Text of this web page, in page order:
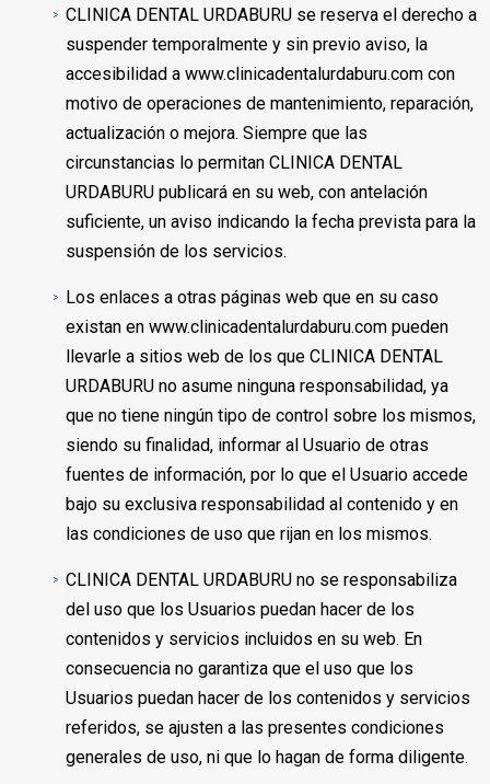
CLINICA DENTAL URDABURU se reserva el derecho a
suspender temporalmente y sin previo aviso, la
accesibilidad a www.clinicadentalurdaburu.com con
motivo de operaciones de mantenimiento, reparación,
actualización o mejora. Siempre que las
circunstancias lo permitan CLINICA DENTAL
URDABURU publicará en su web, con antelación
suficiente, un aviso indicando la fecha prevista para la
suspensión de los servicios.
Los enlaces a otras páginas web que en su caso
existan en www.clinicadentalurdaburu.com pueden
llevarle a sitios web de los que CLINICA DENTAL
URDABURU no asume ninguna responsabilidad, ya
que no tiene ningún tipo de control sobre los mismos,
siendo su finalidad, informar al Usuario de otras
fuentes de información, por lo que el Usuario accede
bajo su exclusiva responsabilidad al contenido y en
las condiciones de uso que rijan en los mismos.
CLINICA DENTAL URDABURU no se responsabiliza
del uso que los Usuarios puedan hacer de los
contenidos y servicios incluidos en su web. En
consecuencia no garantiza que el uso que los
Usuarios puedan hacer de los contenidos y servicios
referidos, se ajusten a las presentes condiciones
generales de uso, ni que lo hagan de forma diligente.